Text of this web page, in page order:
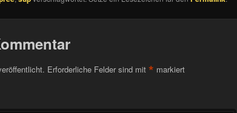
Erforderliche Felder sind mit * markiert